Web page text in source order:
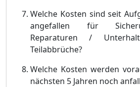
Welche Kosten sind seit
angefallen für
Reparaturen /
Teilabbrüche?
Welche Kosten werden
nächsten 5 Jahren noch